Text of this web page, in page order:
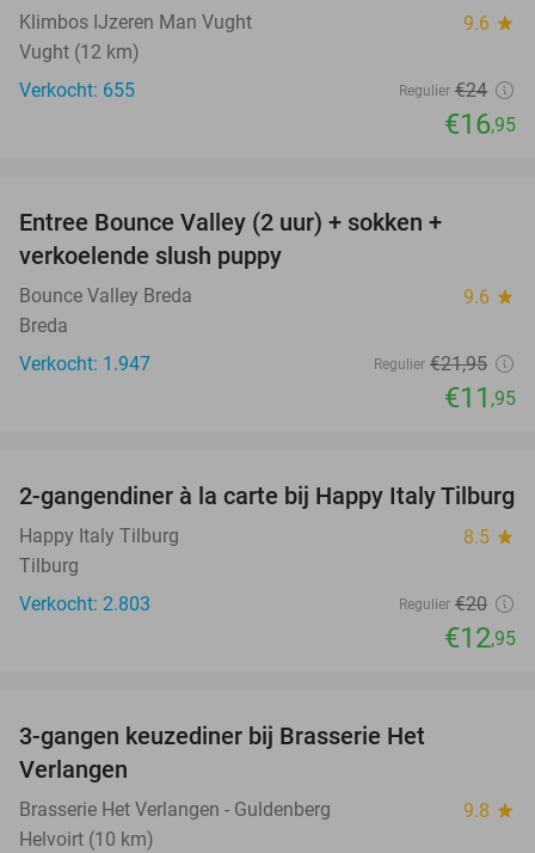
Klimbos IJzeren Man Vught 9.6 star
Vught (12 km)
Verkocht: 655
Regulier €24
€16,95
Entree Bounce Valley (2 uur) + sokken +
verkoelende slush puppy
Bounce Valley Breda 9.6 star
Breda
Verkocht: 1.947
Regulier €21,95
€11 ,95
35%
2-gangendiner à la carte bij Happy Italy Tilburg
Happy Italy Tilburg 8.5 star
Tilburg
Verkocht: 2.803
Regulier €20
€12,95
3-gangen keuzediner bij Brasserie Het
Verlangen
Brasserie Het Verlangen - Guldenberg 9.8 star
Helvoirt (10 km)